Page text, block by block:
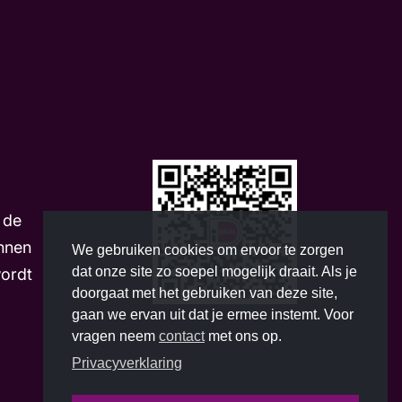
We gebruiken cookies om ervoor te zorgen
dat onze site zo soepel mogelijk draait. Als je
doorgaat met het gebruiken van deze site,
gaan we ervan uit dat je ermee instemt. Voor
vragen neem contactmet ons op.
Privacyverklaring